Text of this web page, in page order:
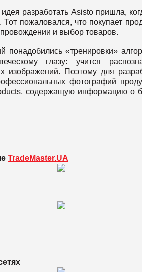
разработать Asisto пришла,
пожаловался, что покупает
и выбор товаров.
«тренировки»
глазу: учится
изображений. Поэтому для
фотографий
содержащую информацию о
TradeMaster.UA